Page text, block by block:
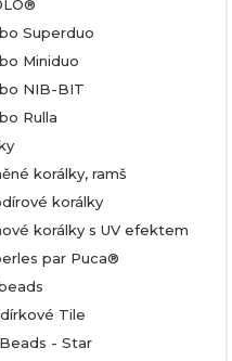
Superduo
Miniduo
NIB-BIT
Rulla
korálky, ramš
korálky
korálky s UV efektem
par Puca®
Tile
- Star